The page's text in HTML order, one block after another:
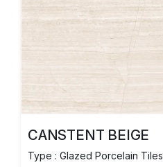
CANSTENT BEIGE
Type : Glazed Porcelain Tiles